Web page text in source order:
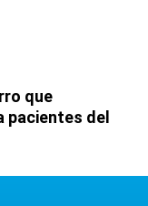
que
pacientes del